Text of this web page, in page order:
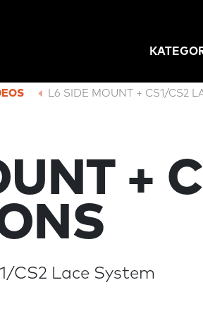
L6 SIDE MOUNT + CS1/CS2
+
CS2 Lace System